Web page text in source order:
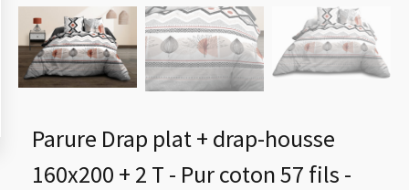
Parure Drap plat + drap-housse
160x200 + 2 T - Pur coton 57 fils -